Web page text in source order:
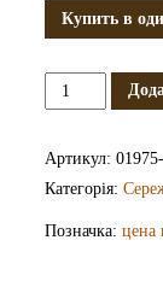
Купить в
Золоті
сережки
Артикул:
Категорія:
Позначка: цена